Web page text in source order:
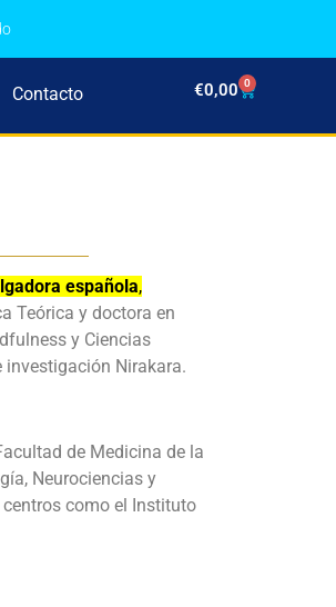
Contacto €0,00 0
española,
Teórica y doctora en
y Ciencias
investigación Nirakara.
de Medicina de la
Neurociencias y
como el Instituto